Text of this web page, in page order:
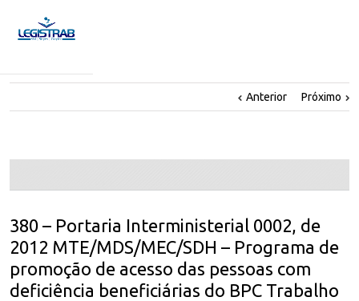
Anterior Próximo
380 – Portaria Interministerial 0002, de
2012 MTE/MDS/MEC/SDH – Programa de
promoção de acesso das pessoas com
deficiência beneficiárias do BPC Trabalho